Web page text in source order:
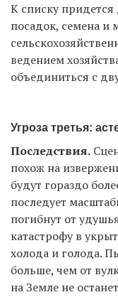
К списку придется
посадок, семена
ведением
объединиться с
Угроза третья:
Последствия.
похож на
будут гораздо
последует
погибнут от
катастрофу в
холода и голода.
больше, чем от
на Земле не